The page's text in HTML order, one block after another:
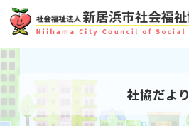
社協だより